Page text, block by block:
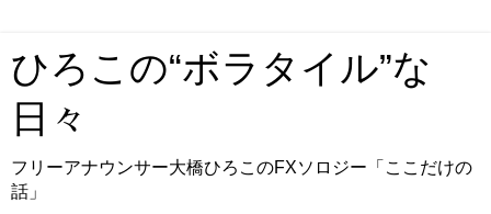
ひろこの“ボラタイル”な
日々
フリーアナウンサー大橋ひろこのFXソロジー「ここだけの
話」